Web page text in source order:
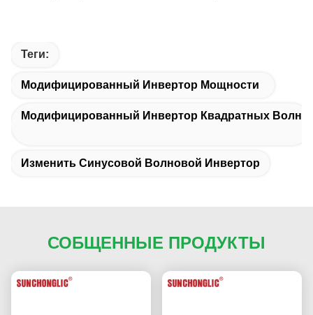
Теги:
Модифицированный Инвертор Мощности
Модифицированный Инвертор Квадратных Волн
Изменить Синусовой Волновой Инвертор
СОБЩЕННЫЕ ПРОДУКТЫ